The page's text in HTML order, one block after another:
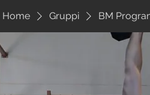
Home Gruppi BM